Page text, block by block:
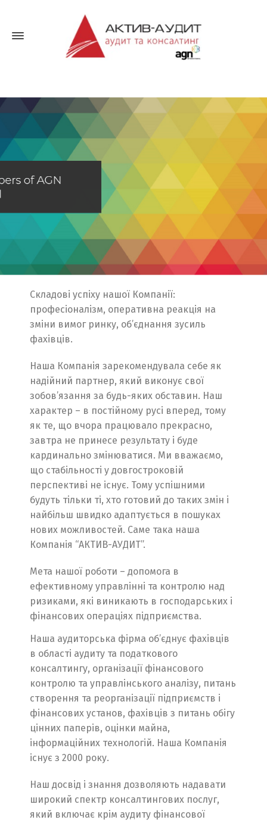
Складові успіху нашої Компанії:
професіоналізм, оперативна реакція на
зміни вимог ринку, об’єднання зусиль
фахівців.
Наша Компанія зарекомендувала себе як
надійний партнер, який виконує свої
зобов’язання за будь-яких обставин. Наш
характер – в постійному русі вперед, тому
як те, що вчора працювало прекрасно,
завтра не принесе результату і буде
кардинально змінюватися. Ми вважаємо,
що стабільності у довгостроковій
перспективі не існує. Тому успішними
будуть тільки ті, хто готовий до таких змін і
найбільш швидко адаптується в пошуках
нових можливостей. Саме така наша
Компанія “АКТИВ-АУДИТ”.
Мета нашої роботи – допомога в
ефективному управлінні та контролю над
ризиками, які виникають в господарських і
фінансових операціях підприємства.
Наша аудиторська фірма об’єднує фахівців
в області аудиту та податкового
консалтингу, організації фінансового
контролю та управлінського аналізу, питань
створення та реорганізації підприємств і
фінансових установ, фахівців з питань обігу
цінних паперів, оцінки майна,
інформаційних технологій. Наша Компанія
існує з 2000 року.
Наш досвід і знання дозволяють надавати
широкий спектр консалтингових послуг,
який включає крім аудиту фінансової